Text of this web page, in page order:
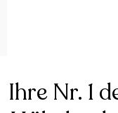
Ihre Nr. 1